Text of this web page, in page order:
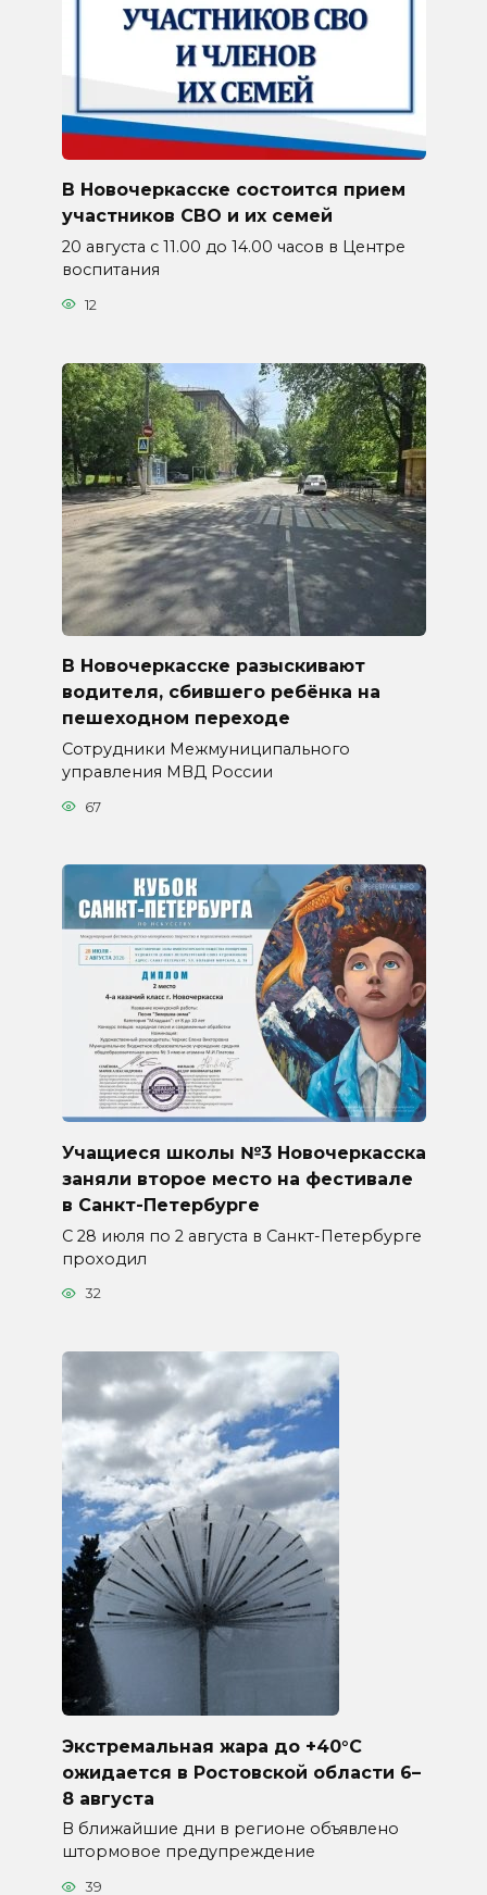
В Новочеркасске состоится прием
участников СВО и их семей
20 августа с 11.00 до 14.00 часов в Центре
воспитания
12
В Новочеркасске разыскивают
водителя, сбившего ребёнка на
пешеходном переходе
Сотрудники Межмуниципального
управления МВД России
67
Учащиеся школы №3 Новочеркасска
заняли второе место на фестивале
в Санкт-Петербурге
С 28 июля по 2 августа в Санкт-Петербурге
проходил
32
Экстремальная жара до +40°C
ожидается в Ростовской области 6–
8 августа
В ближайшие дни в регионе объявлено
штормовое предупреждение
39